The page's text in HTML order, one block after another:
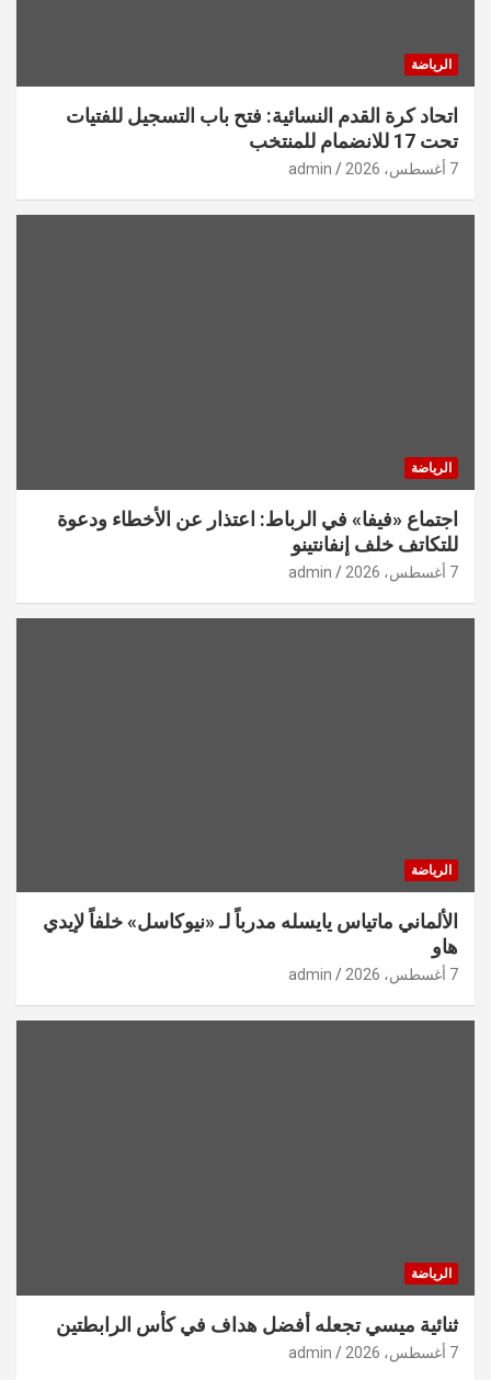
الرياضة
اتحاد كرة القدم النسائية: فتح باب التسجيل للفتيات
تحت 17 للانضمام للمنتخب
7 أغسطس، 2026 admin
الرياضة
اجتماع «فيفا» في الرباط: اعتذار عن الأخطاء ودعوة
للتكاتف خلف إنفانتينو
7 أغسطس، 2026 admin
الرياضة
الألماني ماتياس يايسله مدرباً لـ «نيوكاسل» خلفاً لإيدي
هاو
7 أغسطس، 2026 admin
الرياضة
ثنائية ميسي تجعله أفضل هداف في كأس الرابطتين
7 أغسطس، 2026 admin